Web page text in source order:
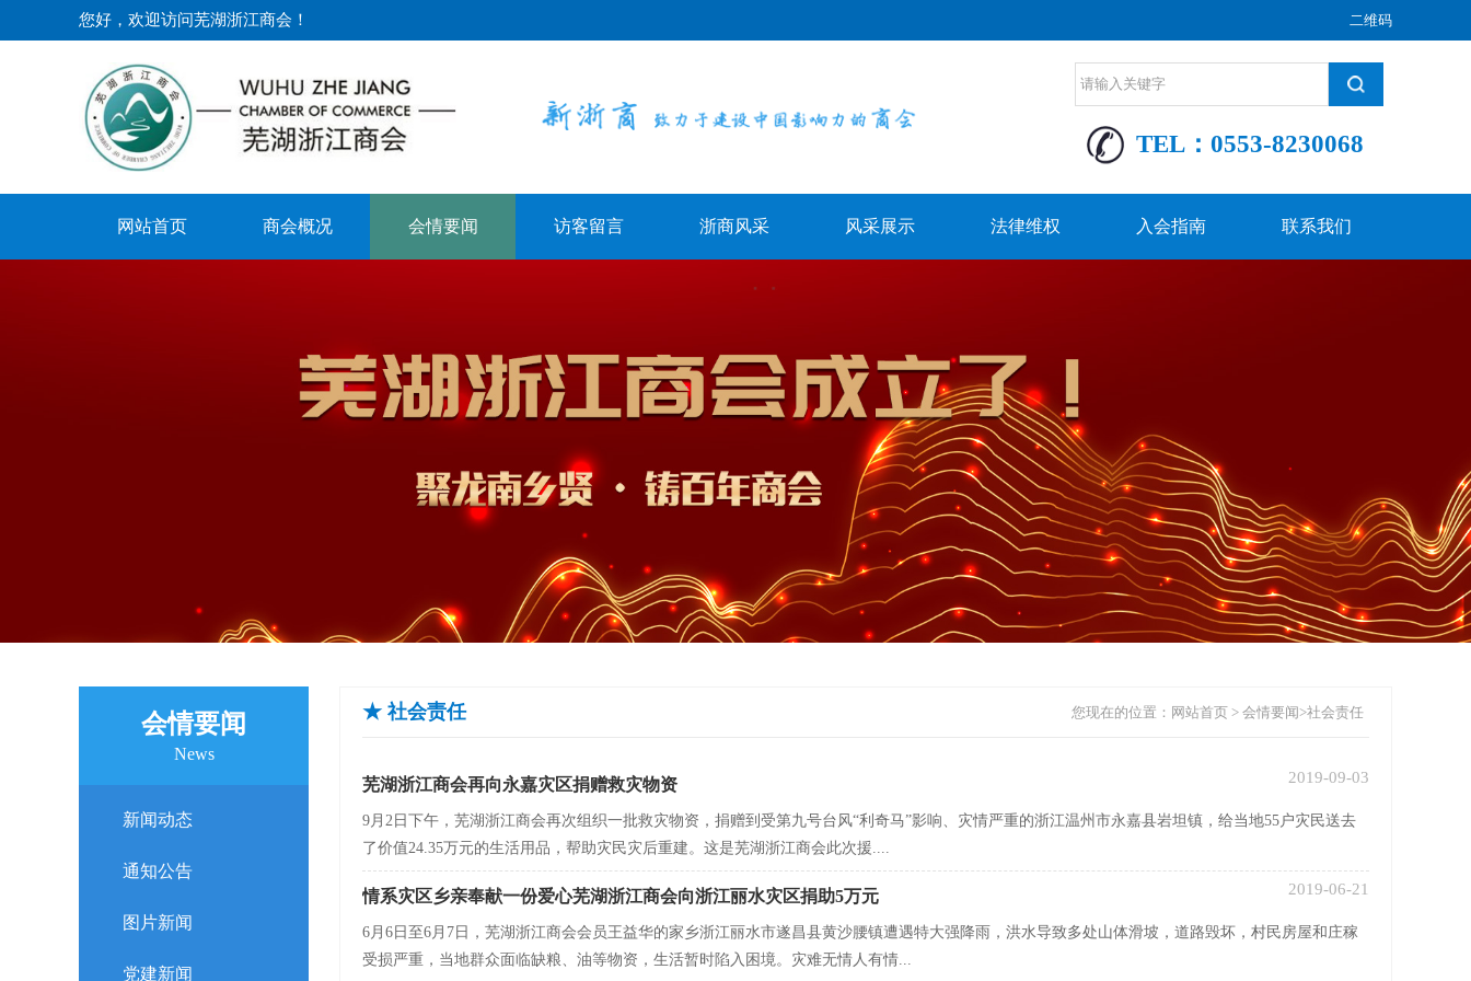
您好，欢迎访问芜湖浙江商会！​ 二维码
TEL：0553-8230068
网站首页 商会概况 会情要闻 访客留言 浙商风采 风采展示 法律维权 入会指南 联系我们
会情要闻
News
新闻动态
通知公告
图片新闻
党建新闻
★ 社会责任 您现在的位置：​​​​ 网站首页 > 会情要闻>社会责任
芜湖浙江商会再向永嘉灾区捐赠救灾物资 2019-09-03
9月2日下午，芜湖浙江商会再次组织一批救灾物资，捐赠到受第九号台风“利奇马”影响、灾情严重的浙江温州市永嘉县岩坦镇，给当地55户灾民送去
了价值24.35万元的生活用品，帮助灾民灾后重建。这是芜湖浙江商会此次援....
情系灾区乡亲奉献一份爱心芜湖浙江商会向浙江丽水灾区捐助5万元 2019-06-21
6月6日至6月7日，芜湖浙江商会会员王益华的家乡浙江丽水市遂昌县黄沙腰镇遭遇特大强降雨，洪水导致多处山体滑坡，道路毁坏，村民房屋和庄稼
受损严重，当地群众面临缺粮、油等物资，生活暂时陷入困境。灾难无情人有情...